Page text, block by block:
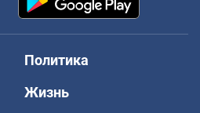
Политика
Жизнь